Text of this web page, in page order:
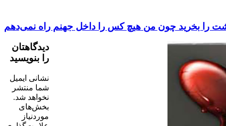
را بخرید چون من هیچ کس را داخل جهنم راه نمی‌دهم
دیدگاهتان
را بنویسید
نشانی ایمیل
شما منتشر
نخواهد شد.
بخش‌های
موردنیاز